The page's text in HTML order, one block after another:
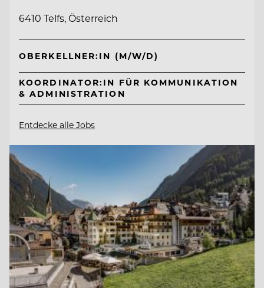
6410 Telfs, Österreich
OBERKELLNER:IN (M/W/D)
KOORDINATOR:IN FÜR KOMMUNIKATION
& ADMINISTRATION
Entdecke alle Jobs